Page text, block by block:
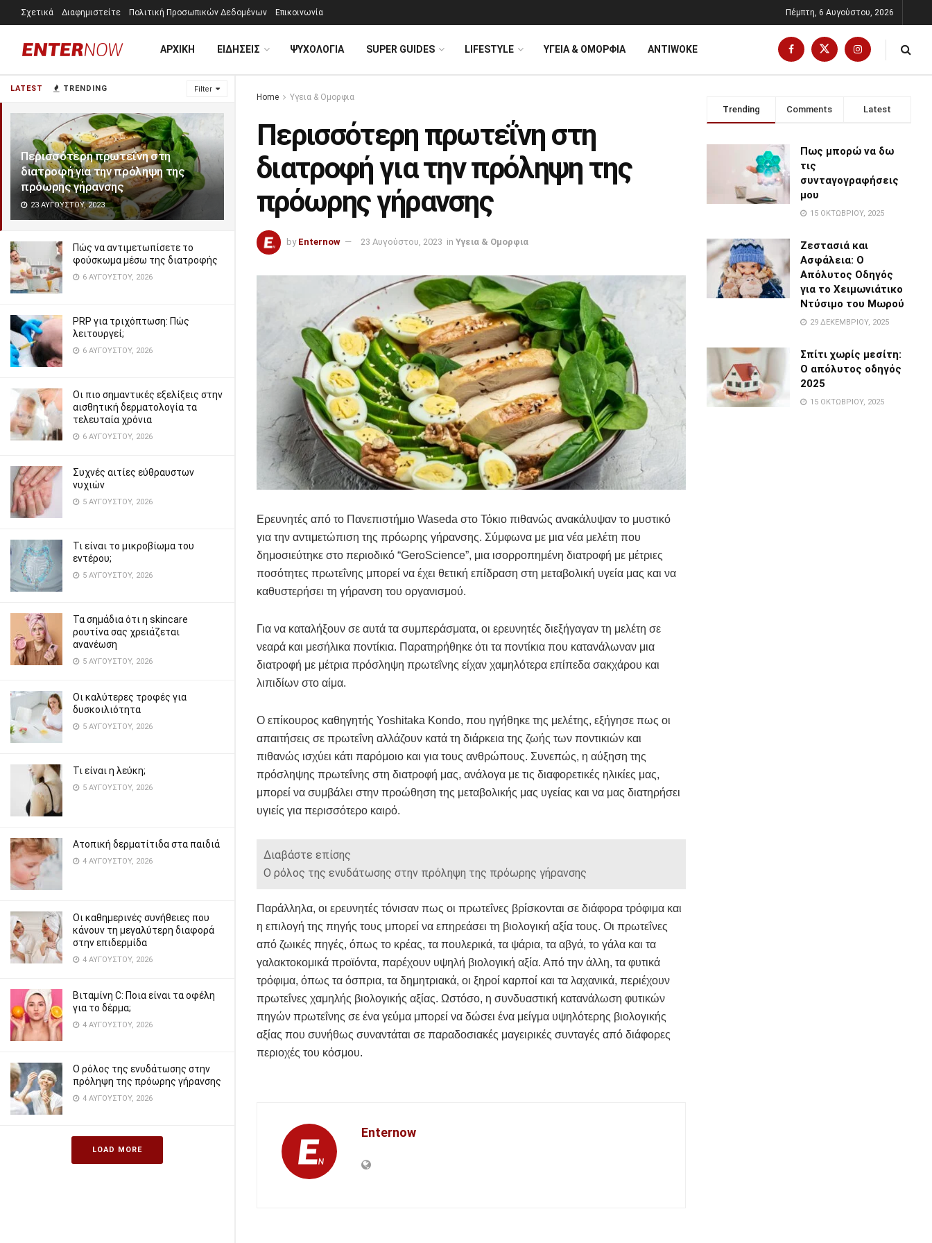
LATEST TRENDING Filter
Περισσότερη πρωτεΐνη στη
διατροφή για την πρόληψη της
πρόωρης γήρανσης
23 ΑΥΓΟΎΣΤΟΥ, 2023
Πώς να αντιμετωπίσετε το
φούσκωμα μέσω της διατροφής
6 ΑΥΓΟΎΣΤΟΥ, 2026
PRP για τριχόπτωση: Πώς
λειτουργεί;
6 ΑΥΓΟΎΣΤΟΥ, 2026
Οι πιο σημαντικές εξελίξεις στην
αισθητική δερματολογία τα
τελευταία χρόνια
6 ΑΥΓΟΎΣΤΟΥ, 2026
Συχνές αιτίες εύθραυστων
νυχιών
5 ΑΥΓΟΎΣΤΟΥ, 2026
Τι είναι το μικροβίωμα του
εντέρου;
5 ΑΥΓΟΎΣΤΟΥ, 2026
Τα σημάδια ότι η skincare
ρουτίνα σας χρειάζεται
ανανέωση
5 ΑΥΓΟΎΣΤΟΥ, 2026
Οι καλύτερες τροφές για
δυσκοιλιότητα
5 ΑΥΓΟΎΣΤΟΥ, 2026
Τι είναι η λεύκη;
5 ΑΥΓΟΎΣΤΟΥ, 2026
Ατοπική δερματίτιδα στα παιδιά
4 ΑΥΓΟΎΣΤΟΥ, 2026
Οι καθημερινές συνήθειες που
κάνουν τη μεγαλύτερη διαφορά
στην επιδερμίδα
4 ΑΥΓΟΎΣΤΟΥ, 2026
Βιταμίνη C: Ποια είναι τα οφέλη
για το δέρμα;
4 ΑΥΓΟΎΣΤΟΥ, 2026
Ο ρόλος της ενυδάτωσης στην
πρόληψη της πρόωρης γήρανσης
4 ΑΥΓΟΎΣΤΟΥ, 2026
LOAD MORE
Σχετικά Διαφημιστείτε Πολιτική Προσωπικών Δεδομένων Επικοινωνία Πέμπτη, 6 Αυγούστου, 2026
ΑΡΧΙΚΗ ΕΙΔΗΣΕΙΣ ΨΥΧΟΛΟΓΊΑ SUPER GUIDES LIFESTYLE ΥΓΕΙΑ & ΟΜΟΡΦΙΑ ANTIWOKE
Home Υγεια & Ομορφια
Περισσότερη πρωτεΐνη στη
διατροφή για την πρόληψη της
πρόωρης γήρανσης
by Enternow 23 Αυγούστου, 2023 in Υγεια & Ομορφια
Ερευνητές από το Πανεπιστήμιο Waseda στο Τόκιο πιθανώς ανακάλυψαν το μυστικό
για την αντιμετώπιση της πρόωρης γήρανσης. Σύμφωνα με μια νέα μελέτη που
δημοσιεύτηκε στο περιοδικό “GeroScience”, μια ισορροπημένη διατροφή με μέτριες
ποσότητες πρωτεΐνης μπορεί να έχει θετική επίδραση στη μεταβολική υγεία μας και να
καθυστερήσει τη γήρανση του οργανισμού.
Για να καταλήξουν σε αυτά τα συμπεράσματα, οι ερευνητές διεξήγαγαν τη μελέτη σε
νεαρά και μεσήλικα ποντίκια. Παρατηρήθηκε ότι τα ποντίκια που κατανάλωναν μια
διατροφή με μέτρια πρόσληψη πρωτεΐνης είχαν χαμηλότερα επίπεδα σακχάρου και
λιπιδίων στο αίμα.
Ο επίκουρος καθηγητής Yoshitaka Kondo, που ηγήθηκε της μελέτης, εξήγησε πως οι
απαιτήσεις σε πρωτεΐνη αλλάζουν κατά τη διάρκεια της ζωής των ποντικιών και
πιθανώς ισχύει κάτι παρόμοιο και για τους ανθρώπους. Συνεπώς, η αύξηση της
πρόσληψης πρωτεΐνης στη διατροφή μας, ανάλογα με τις διαφορετικές ηλικίες μας,
μπορεί να συμβάλει στην προώθηση της μεταβολικής μας υγείας και να μας διατηρήσει
υγιείς για περισσότερο καιρό.
Διαβάστε επίσης
Ο ρόλος της ενυδάτωσης στην πρόληψη της πρόωρης γήρανσης
Παράλληλα, οι ερευνητές τόνισαν πως οι πρωτεΐνες βρίσκονται σε διάφορα τρόφιμα και
η επιλογή της πηγής τους μπορεί να επηρεάσει τη βιολογική αξία τους. Οι πρωτεΐνες
από ζωικές πηγές, όπως το κρέας, τα πουλερικά, τα ψάρια, τα αβγά, το γάλα και τα
γαλακτοκομικά προϊόντα, παρέχουν υψηλή βιολογική αξία. Από την άλλη, τα φυτικά
τρόφιμα, όπως τα όσπρια, τα δημητριακά, οι ξηροί καρποί και τα λαχανικά, περιέχουν
πρωτεΐνες χαμηλής βιολογικής αξίας. Ωστόσο, η συνδυαστική κατανάλωση φυτικών
πηγών πρωτεΐνης σε ένα γεύμα μπορεί να δώσει ένα μείγμα υψηλότερης βιολογικής
αξίας που συνήθως συναντάται σε παραδοσιακές μαγειρικές συνταγές από διάφορες
περιοχές του κόσμου.
Enternow
Trending Comments Latest
Πως μπορώ να δω
τις
συνταγογραφήσεις
μου
15 ΟΚΤΩΒΡΊΟΥ, 2025
Ζεστασιά και
Ασφάλεια: Ο
Απόλυτος Οδηγός
για το Χειμωνιάτικο
Ντύσιμο του Μωρού
29 ΔΕΚΕΜΒΡΊΟΥ, 2025
Σπίτι χωρίς μεσίτη:
Ο απόλυτος οδηγός
2025
15 ΟΚΤΩΒΡΊΟΥ, 2025